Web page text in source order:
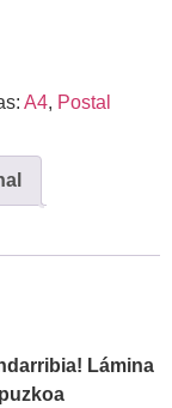
A4, Postal
Lámina